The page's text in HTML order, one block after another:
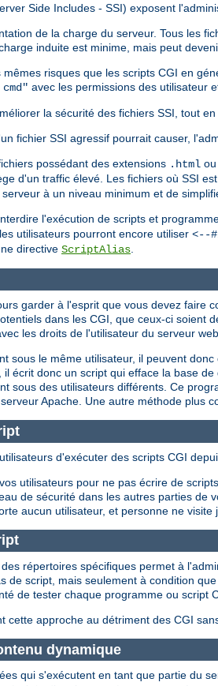
Side Includes - SSI) exposent
de la charge du serveur. Tous les
induite est minime, mais peut
risques que les scripts CGI en
avec les permissions des utilisateur
la sécurité des fichiers SSI, tout
fichier SSI agressif pourrait causer,
possédant des extensions .html ou
d'un traffic élevé. Les fichiers où SSI
à un niveau minimum et de
l'exécution de scripts et
les utilisateurs pourront encore utiliser <--
directive ScriptAlias
garder à l'esprit que vous devez faire
dans les CGI, que ceux-ci soient
les droits de l'utilisateur du serveur
sous le même utilisateur, il peuvent
il écrit donc un script qui efface la base
sous des utilisateurs différents. Ce
Apache. Une autre méthode plus
d'exécuter des scripts CGI
utilisateurs pour ne pas écrire de
de sécurité dans les autres parties de
aucun utilisateur, et personne ne visite
répertoires spécifiques permet à
de script, mais seulement à condition
de tester chaque programme ou script
cette approche au détriment des CGI
dynamique
qui s'exécutent en tant que partie du